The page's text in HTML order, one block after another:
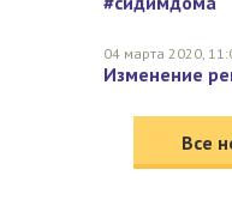
04 марта 2020,
Изменение
Все